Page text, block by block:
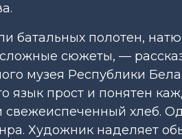
батальных полотен,
сюжеты, —
музея Республики
язык прост и понятен
свежеиспеченный хлеб.
Художник наделяет